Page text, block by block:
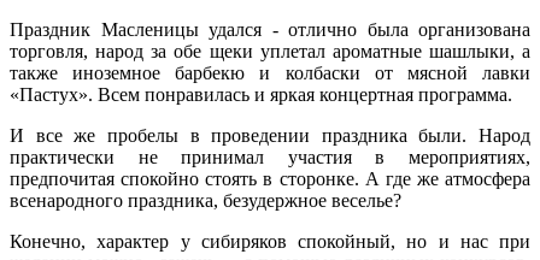
Праздник Масленицы удался - отлично была организована
торговля, народ за обе щеки уплетал ароматные шашлыки, а
также иноземное барбекю и колбаски от мясной лавки
«Пастух». Всем понравилась и яркая концертная программа.
И все же пробелы в проведении праздника были. Народ
практически не принимал участия в мероприятиях,
предпочитая спокойно стоять в сторонке. А где же атмосфера
всенародного праздника, безудержное веселье?
Конечно, характер у сибиряков спокойный, но и нас при